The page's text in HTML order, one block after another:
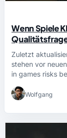
Wenn Spiele
Zuletzt
stehen vor
in games risks
Wolfgang